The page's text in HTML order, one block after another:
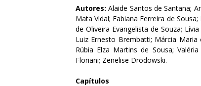
Autores: Alaide Santos de Santana;
Mata Vidal; Fabiana Ferreira de
de Oliveira Evangelista de Souza;
Luiz Ernesto Brembatti; Márcia
Rúbia Elza Martins de Sousa;
Floriani; Zenelise Drodowski.
Capítulos